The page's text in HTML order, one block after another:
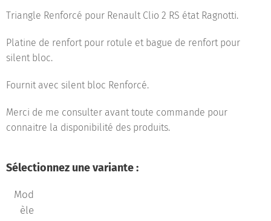
Triangle Renforcé pour Renault Clio 2 RS état Ragnotti.
Platine de renfort pour rotule et bague de renfort pour
silent bloc.
Fournit avec silent bloc Renforcé.
Merci de me consulter avant toute commande pour
connaitre la disponibilité des produits.
Sélectionnez une variante :
Mod
èle